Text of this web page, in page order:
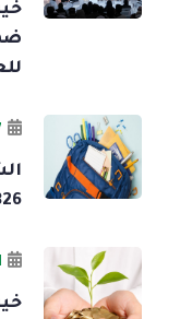
25826